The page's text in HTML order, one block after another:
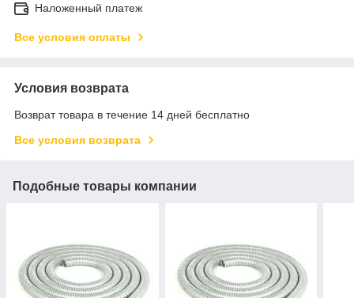
Наложенный платеж
Все условия оплаты
Условия возврата
Возврат товара в течение 14 дней бесплатно
Все условия возврата
Подобные товары компании